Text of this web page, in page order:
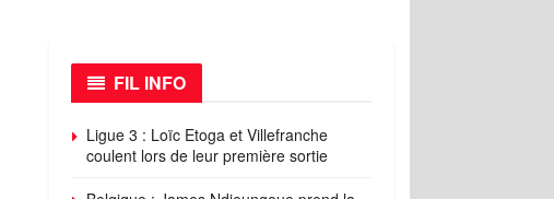
FIL INFO
Ligue 3 : Loïc Etoga et Villefranche
coulent lors de leur première sortie